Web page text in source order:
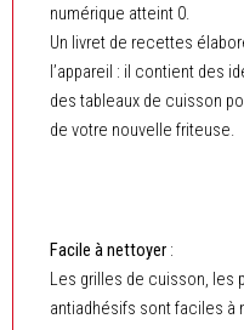
numérique atteint 0.
Un livret de recettes
l’appareil : il contient des
des tableaux de cuisson
de votre nouvelle friteuse.
Facile à nettoyer :
Les grilles de cuisson, les
antiadhésifs sont faciles à